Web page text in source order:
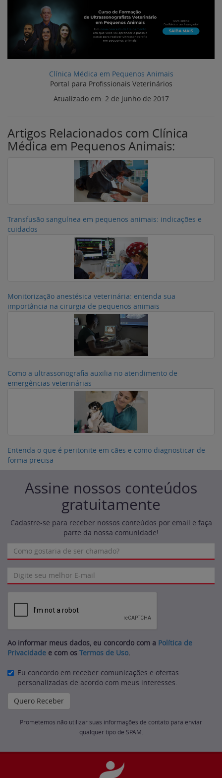
Clínica Médica em Pequenos Animais
Portal para Profissionais Veterinários
Atualizado em: 2 de junho de 2017
Artigos Relacionados com Clínica
Médica em Pequenos Animais:
Transfusão sanguínea em pequenos animais: indicações e
cuidados
Monitorização anestésica veterinária: entenda sua
importância na cirurgia de pequenos animais
Como a ultrassonografia auxilia no atendimento de
emergências veterinárias
Entenda o que é peritonite em cães e como diagnosticar de
forma precisa
Assine nossos conteúdos
gratuitamente
Cadastre-se para receber nossos conteúdos por email e faça
parte da nossa comunidade!
Ao informar meus dados, eu concordo com a Política de
Privacidade e com os Termos de Uso.
Eu concordo em receber comunicações e ofertas
personalizadas de acordo com meus interesses.
Prometemos não utilizar suas informações de contato para enviar
qualquer tipo de SPAM.